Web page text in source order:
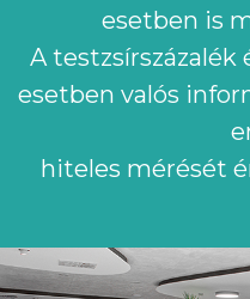
esetben is
A testzsírszázalék
esetben valós
hiteles mérését